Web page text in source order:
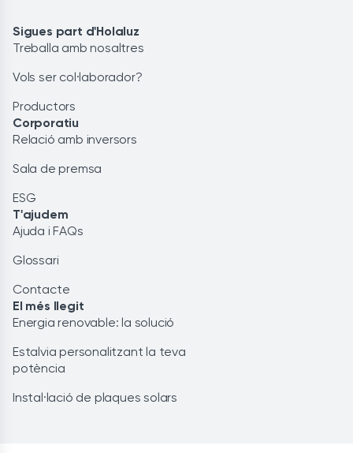
Sigues part d'Holaluz
Treballa amb nosaltres
Vols ser col·laborador?
Productors
Corporatiu
Relació amb inversors
Sala de premsa
ESG
T'ajudem
Ajuda i FAQs
Glossari
Contacte
El més llegit
Energia renovable: la solució
Estalvia personalitzant la teva
potència
Instal·lació de plaques solars